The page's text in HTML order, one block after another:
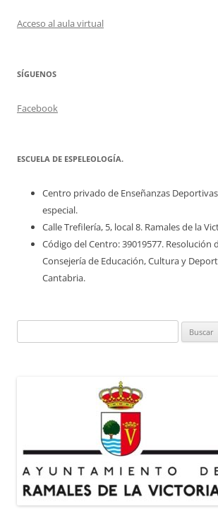
Acceso al aula virtual
SÍGUENOS
Facebook
ESCUELA DE ESPELEOLOGÍA.
Centro privado de Enseñanzas
especial.
Calle Trefilería, 5, local 8. Ramales de la
Código del Centro: 39019577. Resolución
Consejería de Educación, Cultura y
Cantabria.